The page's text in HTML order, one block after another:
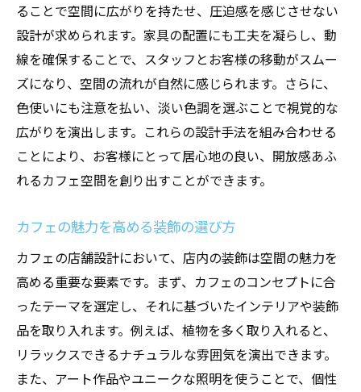
ることで空間に広がりを持たせ、圧迫感を感じさせない
設計が求められます。家具の配置にも工夫を凝らし、動
線を確保することで、スタッフとお客様の移動がスムー
ズになり、空間の流れが自然に感じられます。さらに、
色使いにも注意を払い、淡い色調を選ぶことで視覚的な
広がりを演出します。これらの設計手法を組み合わせる
ことにより、お客様にとって居心地の良い、開放感あふ
れるカフェ空間を創り出すことができます。
カフェの魅力を高める装飾の選び方
カフェの店舗設計において、店内の装飾は空間の魅力を
高める重要な要素です。まず、カフェのコンセプトに合
ったテーマを選定し、それに基づいたインテリアや装飾
品を取り入れます。例えば、植物を多く取り入れると、
リラックスできるナチュラルな雰囲気を演出できます。
また、アート作品やユニークな照明を使うことで、個性